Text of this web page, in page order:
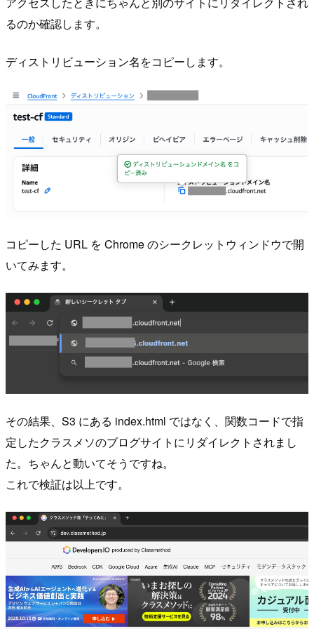
るのか確認します。
ディストリビューション名をコピーします。
コピーした URL を Chrome のシークレットウィンドウで開
いてみます。
その結果、S3 にある index.html ではなく、関数コードで指
定したクラスメソのブログサイトにリダイレクトされまし
た。ちゃんと動いてそうですね。
これで検証は以上です。